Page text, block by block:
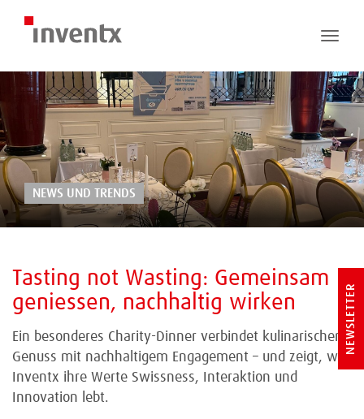
Toggle
NEWS UND TRENDS
Tasting not Wasting: Gemeinsam
geniessen, nachhaltig wirken
Ein besonderes Charity-Dinner verbindet kulinarischen
Genuss mit nachhaltigem Engagement – und zeigt, wie
Inventx ihre Werte Swissness, Interaktion und
Innovation lebt.
NEWSLETTER